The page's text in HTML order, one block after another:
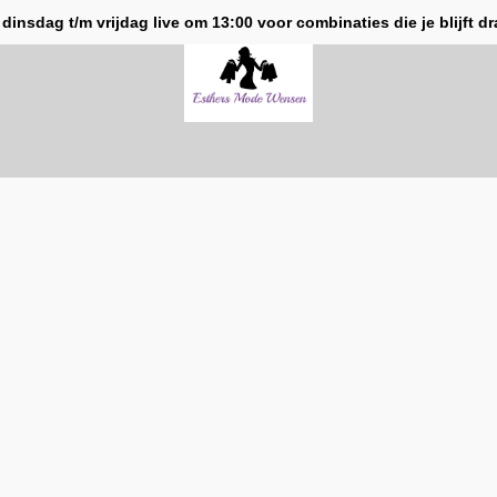
dinsdag t/m vrijdag live om 13:00 voor combinaties die je blijft